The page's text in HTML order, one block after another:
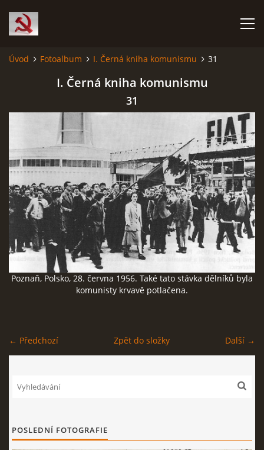
ČERNÁ KNIHA KOMUNISMU I.
ČERNÁ KNIHA KOMUNISMU II.
RUDÝ HLADOMOR: STALINOVA VÁLKA NA UKRAJINĚ
KATYŇSKÝ MASAKR
OSTATNÍ ZLOČINY KOMUNISMU
ČERNÁ KNIHA NACIONÁLNÍHO SOCIALISMU
Úvod Fotoalbum I. Černá kniha komunismu 31
I. Černá kniha komunismu
31
Poznaň, Polsko, 28. června 1956. Také tato stávka dělníků byla
komunisty krvavě potlačena.
← Předchozí Další →
Zpět do složky
POSLEDNÍ FOTOGRAFIE